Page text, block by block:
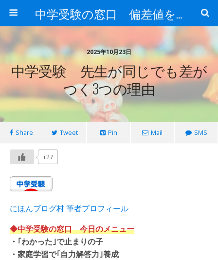
中学受験の窓口 偏差値を上げる勉強法
2025年10月23日
中学受験 先生が同じでも差が
つく3つの理由
Share Tweet Pin Mail SMS
+27
にほんブログ村 筆者プロフィール
◆中学受験の窓口 今日のメニュー
・ ｢わかった｣で止まりの子
・ 家庭学習で｢自力解答力｣養成